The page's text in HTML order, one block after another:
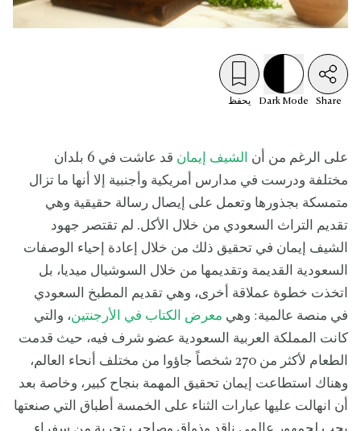
Share
Dark Mode يحفظ
على الرغم من أن الشيف إيمان
قد عاشت في 6 بلدان
مختلفة ودرست في مدارس أمريكية وأجنبية إلا أنها ما تزال
متمسكة بجذورها وتعمل على إيصال رسالة حقيقية وهي
تقديم التراث السعودي من خلال الأكل. لم تقتصر جهود
الشيف إيمان في تحقيق ذلك من خلال إعادة إحياء الوصفات
السعودية القديمة وتقديمها من خلال السوشيال ميديا، بل
اتخذت خطوة عملاقة أخرى، وهي تقديم المطبخ السعودي
في منصة عالمية: وهي معرض الكتاب في الأرجنتين، والتي
كانت المملكة العربية السعودية عضو شرف فيه، حيث قدمت
الطعام لأكثر من 270 شخصاً جاؤوا من مختلف أنحاء العالم،
وهناك استطاعت إيمان تحقيق المهمة بنجاح كبير، وخاصة بعد
أن انهالت عليها عبارات الثناء على الخمسة أطباق التي صنعتها